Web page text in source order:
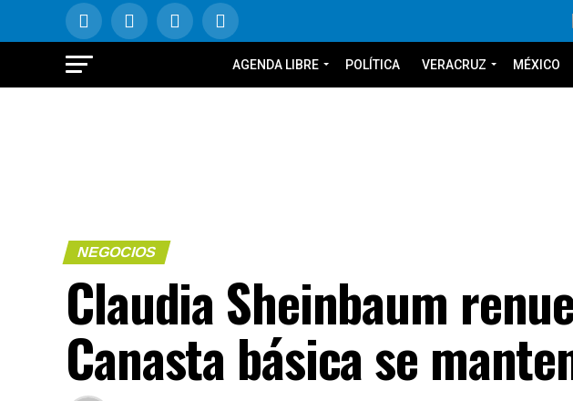
AGENDA LIBRE POLÍTICA VERACRUZ MÉXICO
NEGOCIOS
Claudia Sheinbaum
Canasta básica se